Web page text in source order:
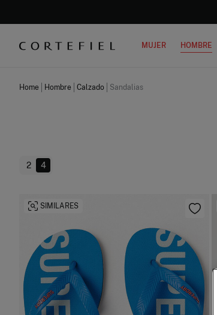
MUJER HOMBRE
Home Hombre Calzado Sandalias
2 4
SIMILARES